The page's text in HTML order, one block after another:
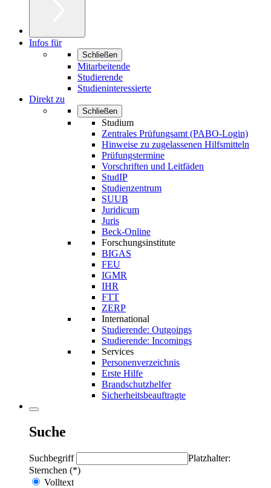
Infos für
Schließen
Mitarbeitende
Studierende
Studieninteressierte
Direkt zu
Schließen
Studium
Zentrales Prüfungsamt (PABO-Login)
Hinweise zu zugelassenen Hilfsmitteln
Prüfungstermine
Vorschriften und Leitfäden
StudIP
Studienzentrum
SUUB
Juridicum
Juris
Beck-Online
Forschungsinstitute
BIGAS
FEU
IGMR
IHR
FTT
ZERP
International
Studierende: Outgoings
Studierende: Incomings
Services
Personenverzeichnis
Erste Hilfe
Brandschutzhelfer
Sicherheitsbeauftragte
Suche
Suchbegriff
Platzhalter:
Sternchen (*)
Volltext